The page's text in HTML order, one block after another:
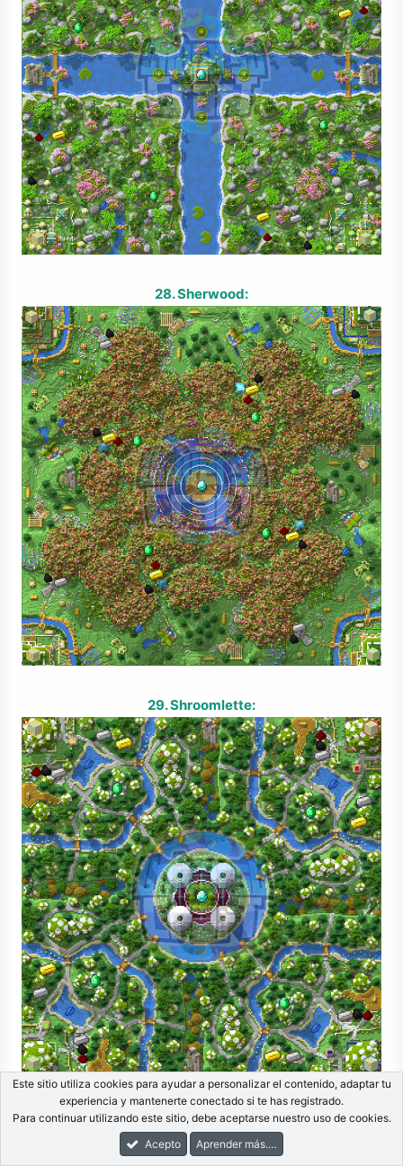
28. Sherwood:
29. Shroomlette:
30. Skylands:
Este sitio utiliza cookies para ayudar a personalizar el contenido, adaptar tu
experiencia y mantenerte conectado si te has registrado.
Para continuar utilizando este sitio, debe aceptarse nuestro uso de cookies.
Acepto
Aprender más.…